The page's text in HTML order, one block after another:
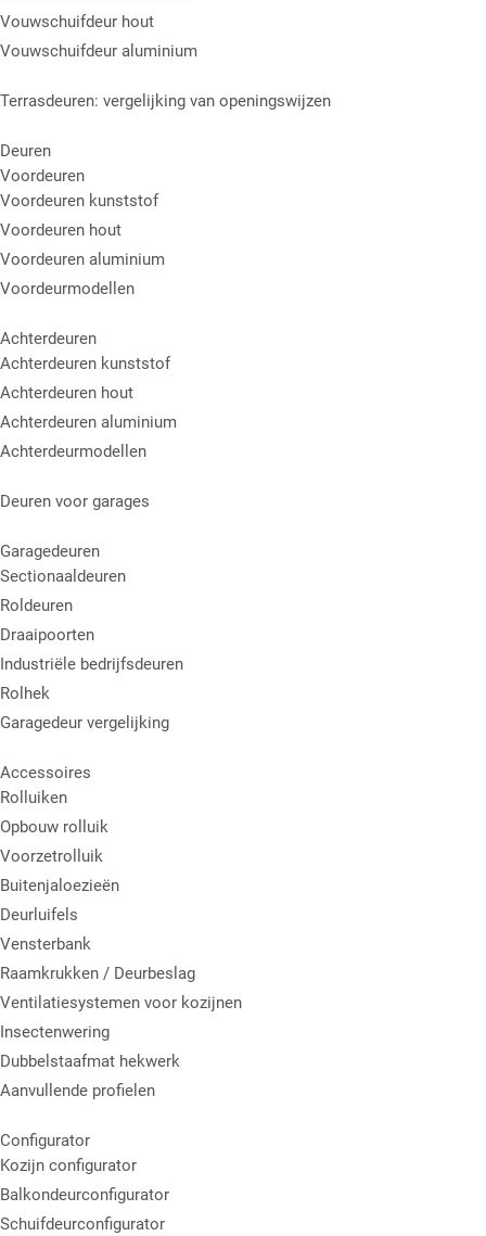
Vouwschuifdeur hout
Vouwschuifdeur aluminium
Terrasdeuren: vergelijking van openingswijzen
Deuren
Voordeuren
Voordeuren kunststof
Voordeuren hout
Voordeuren aluminium
Voordeurmodellen
Achterdeuren
Achterdeuren kunststof
Achterdeuren hout
Achterdeuren aluminium
Achterdeurmodellen
Deuren voor garages
Garagedeuren
Sectionaaldeuren
Roldeuren
Draaipoorten
Industriële bedrijfsdeuren
Rolhek
Garagedeur vergelijking
Accessoires
Rolluiken
Opbouw rolluik
Voorzetrolluik
Buitenjaloezieën
Deurluifels
Vensterbank
Raamkrukken / Deurbeslag
Ventilatiesystemen voor kozijnen
Insectenwering
Dubbelstaafmat hekwerk
Aanvullende profielen
Configurator
Kozijn configurator
Balkondeurconfigurator
Schuifdeurconfigurator